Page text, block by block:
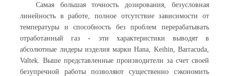
Самая большая точность дозирования, безусловная
линейность в работе, полное отсутствие зависимости от
температуры и способность без проблем перерабатывать
отработанный газ - эти характеристики выводят в
абсолютные лидеры изделия марки Hana, Keihin, Barracuda,
Valtek. Выше представленные производители за счет своей
безупречной работы позволяют существенно сэкономить